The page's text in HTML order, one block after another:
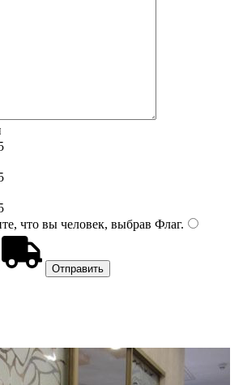
что вы человек, выбрав Флаг.